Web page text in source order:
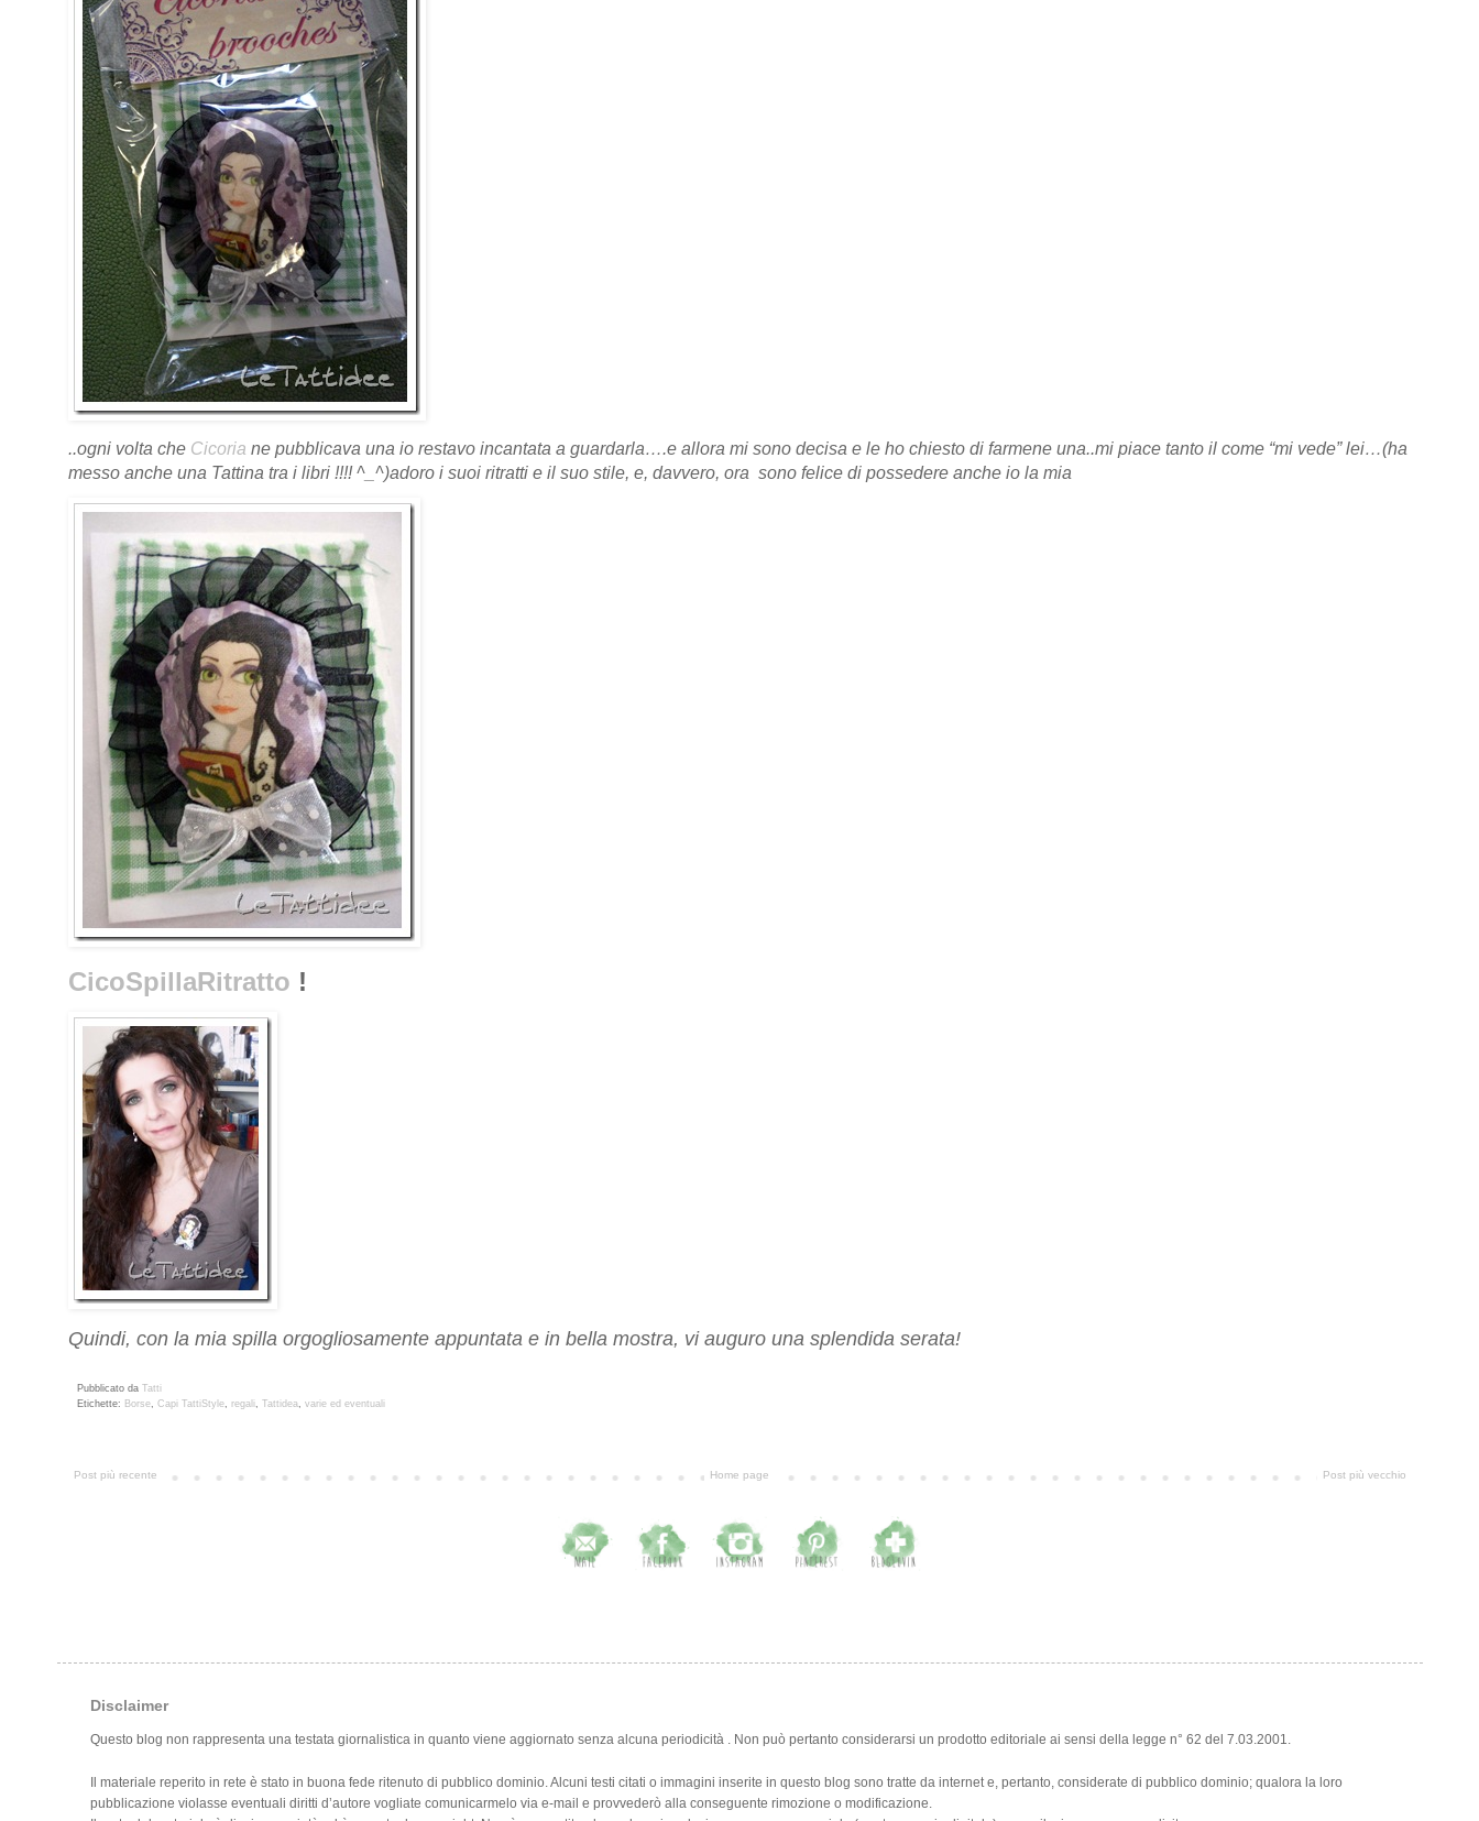
..ogni volta che Cicoria ne pubblicava una io restavo incantata a guardarla….e allora mi sono decisa e le ho chiesto di farmene una..mi piace tanto il come “mi vede” lei…(ha
messo anche una Tattina tra i libri !!!! ^_^)adoro i suoi ritratti e il suo stile, e, davvero, ora sono felice di possedere anche io la mia
CicoSpillaRitratto !
Quindi, con la mia spilla orgogliosamente appuntata e in bella mostra, vi auguro una splendida serata!
Pubblicato da Tatti
Etichette: Borse, Capi TattiStyle, regali, Tattidea, varie ed eventuali
Post più recente Post più vecchio
Home page
Disclaimer
Questo blog non rappresenta una testata giornalistica in quanto viene aggiornato senza alcuna periodicità . Non può pertanto considerarsi un prodotto editoriale ai sensi della legge n° 62 del 7.03.2001.
Il materiale reperito in rete è stato in buona fede ritenuto di pubblico dominio. Alcuni testi citati o immagini inserite in questo blog sono tratte da internet e, pertanto, considerate di pubblico dominio; qualora la loro
pubblicazione violasse eventuali diritti d’autore vogliate comunicarmelo via e-mail e provvederò alla conseguente rimozione o modificazione.